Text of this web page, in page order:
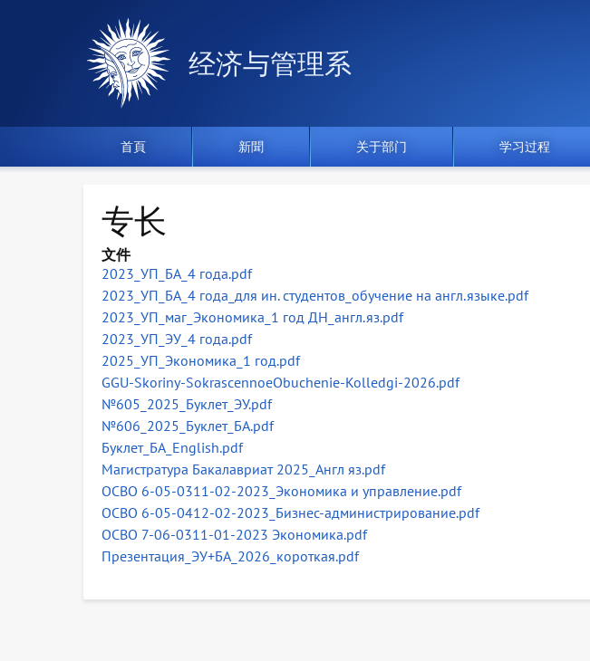
经济与管理系
首頁 新聞 关于部门 学习过程
专长
文件
2023_УП_БА_4 года.pdf
2023_УП_БА_4 года_для ин. студентов_обучение на англ.языке.pdf
2023_УП_маг_Экономика_1 год ДН_англ.яз.pdf
2023_УП_ЭУ_4 года.pdf
2025_УП_Экономика_1 год.pdf
GGU-Skoriny-SokrascennoeObuchenie-Kolledgi-2026.pdf
№605_2025_Буклет_ЭУ.pdf
№606_2025_Буклет_БА.pdf
Буклет_БА_English.pdf
Магистратура Бакалавриат 2025_Англ яз.pdf
ОСВО 6-05-0311-02-2023_Экономика и управление.pdf
ОСВО 6-05-0412-02-2023_Бизнес-администрирование.pdf
ОСВО 7-06-0311-01-2023 Экономика.pdf
Презентация_ЭУ+БА_2026_короткая.pdf